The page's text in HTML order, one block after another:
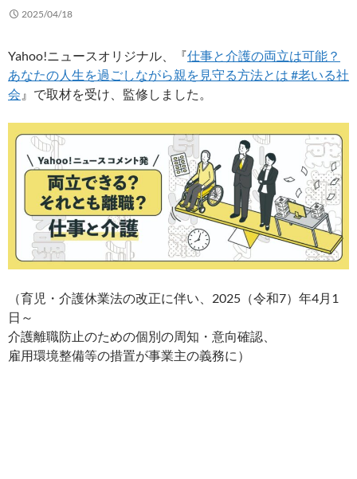
2025/04/18
Yahoo!ニュースオリジナル、『仕事と介護の両立は可能？
あなたの人生を過ごしながら親を見守る方法とは #老いる社
会 』で取材を受け、監修しました。
（育児・介護休業法の改正に伴い、2025（令和7）年4月1
日～
介護離職防止のための個別の周知・意向確認、
雇用環境整備等の措置が事業主の義務に ）